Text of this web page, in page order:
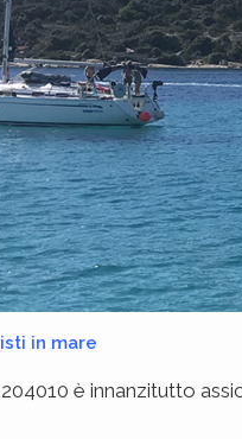
in mare
è innanzitutto